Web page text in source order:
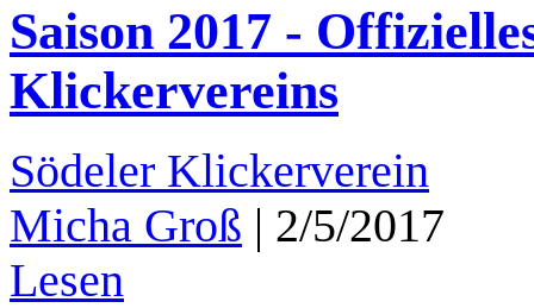
Saison 2017 -
Klickervereins
Södeler Klickerverein
Micha Groß | 2/5/2017
Lesen